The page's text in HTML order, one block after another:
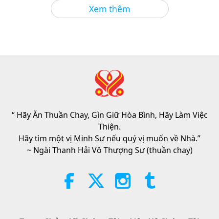
Xem thêm
19:47
Các Cuộc Đàm Phán Hòa Bình
Giữa Thầy và Trò 2026-08-06 1211Lượt Xem
2:01
vegan meat producer in legal
challenge.
“ Hãy Ăn Thuần Chay, Gìn Giữ Hòa Bình, Hãy Làm Việc
Thiện.
Hãy tìm một vị Minh Sư nếu quý vị muốn về Nhà.”
~ Ngài Thanh Hải Vô Thượng Sư (thuần chay)